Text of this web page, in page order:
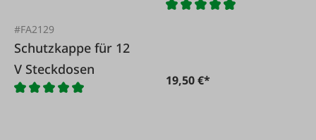
#FA2129
Schutzkappe für 12
V Steckdosen
19,50 €*